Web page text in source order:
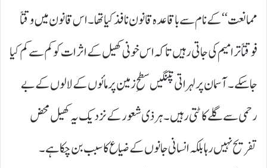
ممانعت‘‘ کے نام سے باقاعدہ قانون نافذ کیا تھا۔ اس قانون میں وقتاً
فوقتاً ترامیم کی جاتی رہیں تاکہ اس خونی کھیل کے اثرات کو کم سے کم کیا
جا سکے۔ آسمان پر لہراتی پتنگیں سطحِ زمین پر مائوں کے لالوں کے بے
رحمی سے گلے کاٹتی رہیں۔ ہر ذی شعور کے نزدیک یہ کھیل محض
تفریح نہیں رہا بلکہ انسانی جانوں کے ضیاع کا سبب بن چکا ہے۔